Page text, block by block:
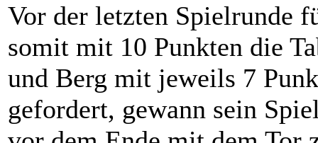
Vor der letzten Spielrunde
somit mit 10 Punkten die
und Berg mit jeweils 7
gefordert, gewann sein